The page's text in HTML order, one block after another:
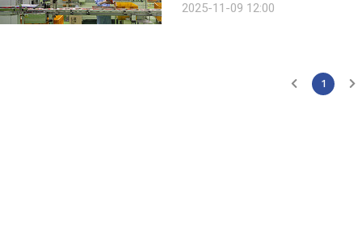
목표도 글로벌 1위다. 특히 농심은 내
2025-11-09 12:00
1